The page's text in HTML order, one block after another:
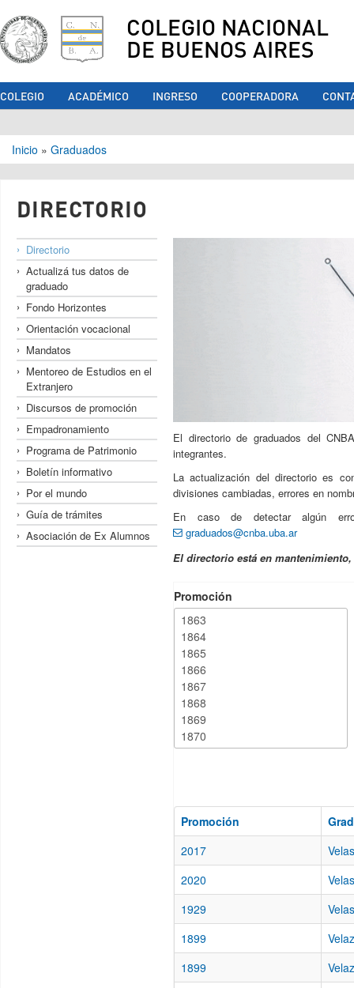
COLEGIO NACIONAL
DE BUENOS AIRES
COLEGIO ACADÉMICO INGRESO COOPERADORA
Se encuentra usted aquí
Inicio » Graduados
DIRECTORIO
Directorio
Actualizá tus datos de
graduado
Fondo Horizontes
Orientación vocacional
Mandatos
Mentoreo de Estudios en el
Extranjero
Discursos de promoción
Empadronamiento
Programa de Patrimonio
Boletín informativo
Por el mundo
Guía de trámites
Asociación de Ex Alumnos
El directorio de graduados del
integrantes.
La actualización del directorio es
divisiones cambiadas, errores en
En caso de detectar algún
graduados@cnba.uba.ar
El directorio está en
Promoción
Promoción
2017
2020
1929
1899
1899